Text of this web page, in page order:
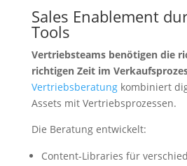
Sales Enablement
Tools
Vertriebsteams benötigen die
richtigen Zeit im
Vertriebsberatungkombiniert
Assets mit Vertriebsprozessen.
Die Beratung entwickelt:
Content-Libraries für